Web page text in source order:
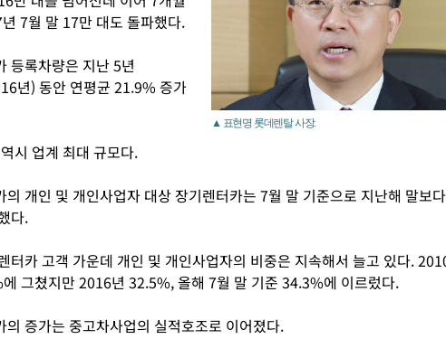
▲ 표현명 롯데렌탈 사장.
7월 말 17만 대도 돌파했다.
등록차량은 지난 5년
년) 동안 연평균 21.9% 증가
시 업계 최대 규모다.
의 개인 및 개인사업자 대상 장기렌터카는 7월 말 기준으로 지난해 말보
다.
터카 고객 가운데 개인 및 개인사업자의 비중은 지속해서 늘고 있다.
그쳤지만 2016년 32.5%, 올해 7월 말 기준 34.3%에 이르렀다.
의 증가는 중고차사업의 실적호조로 이어졌다.